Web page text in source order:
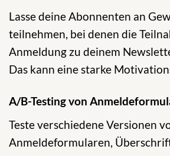
Lasse deine Abonnenten an
teilnehmen, bei denen die
Anmeldung zu deinem
Das kann eine starke
A/B-Testing von
Teste verschiedene Versionen
Anmeldeformularen,